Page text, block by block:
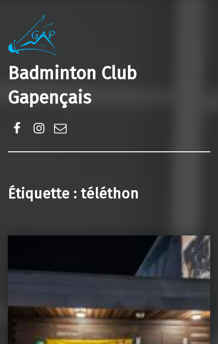
Badminton Club
Gapençais
Étiquette : téléthon